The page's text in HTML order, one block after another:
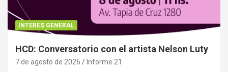
INTERES GENERAL
HCD: Conversatorio con el artista Nelson Luty
7 de agosto de 2026 Informe 21